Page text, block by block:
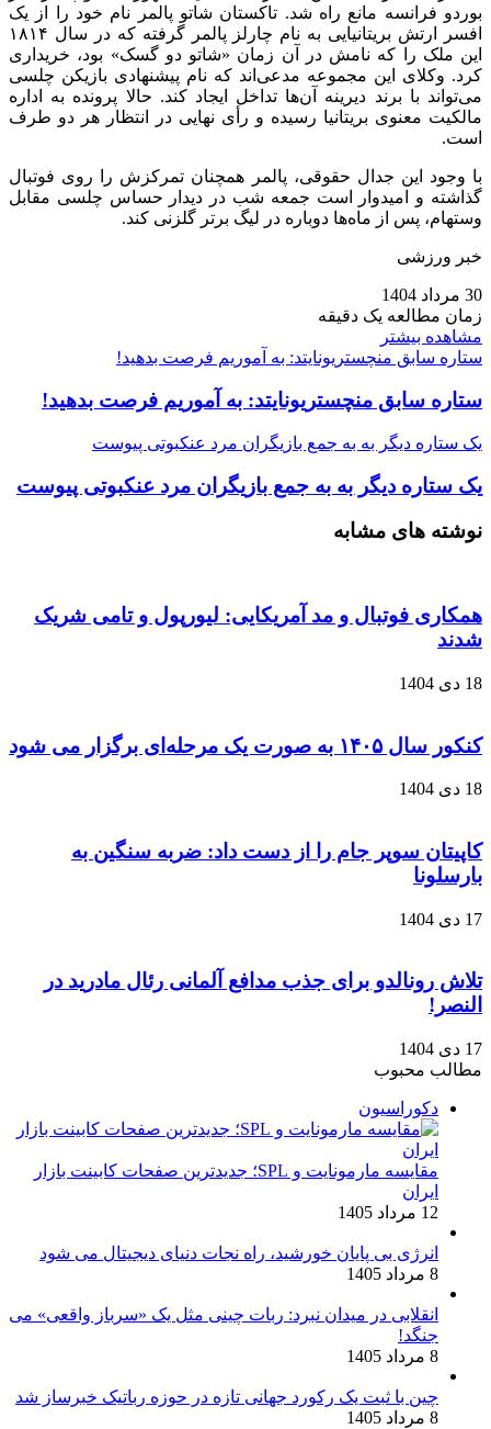
بوردو فرانسه مانع راه شد. تاکستان شاتو پالمر نام خود را از یک
افسر ارتش بریتانیایی به نام چارلز پالمر گرفته که در سال ۱۸۱۴
این ملک را که نامش در آن زمان «شاتو دو گسک» بود، خریداری
کرد. وکلای این مجموعه مدعی‌اند که نام پیشنهادی بازیکن چلسی
می‌تواند با برند دیرینه آن‌ها تداخل ایجاد کند. حالا پرونده به اداره
مالکیت معنوی بریتانیا رسیده و رأی نهایی در انتظار هر دو طرف
است.
با وجود این جدال حقوقی، پالمر همچنان تمرکزش را روی فوتبال
گذاشته و امیدوار است جمعه شب در دیدار حساس چلسی مقابل
وستهام، پس از ماه‌ها دوباره در لیگ برتر گلزنی کند.
خبر ورزشی
30 مرداد 1404
زمان مطالعه یک دقیقه
مشاهده بیشتر
ستاره سابق منچستریونایتد: به آموریم فرصت بدهید!
ستاره سابق منچستریونایتد: به آموریم فرصت بدهید!
یک ستاره دیگر به به جمع بازیگران مرد عنکبوتی پیوست
یک ستاره دیگر به به جمع بازیگران مرد عنکبوتی پیوست
نوشته های مشابه
همکاری فوتبال و مد آمریکایی: لیورپول و تامی شریک
شدند
18 دی 1404
کنکور سال ۱۴۰۵ به صورت یک‌ مرحله‌ای برگزار می‌ شود
18 دی 1404
کاپیتان سوپر جام را از دست داد: ضربه سنگین به
بارسلونا
17 دی 1404
تلاش رونالدو برای جذب مدافع آلمانی رئال مادرید در
النصر!
17 دی 1404
مطالب محبوب
دکوراسیون
مقایسه مارمونایت و SPL؛ جدیدترین صفحات کابینت بازار
ایران
12 مرداد 1405
انرژی بی‌ پایان خورشید، راه نجات دنیای دیجیتال می شود
8 مرداد 1405
انقلابی در میدان نبرد: ربات چینی مثل یک «سرباز واقعی» می‌
جنگد!
8 مرداد 1405
چین با ثبت یک رکورد جهانی تازه در حوزه رباتیک خبرساز شد
8 مرداد 1405